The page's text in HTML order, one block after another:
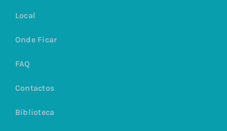
Local
Onde Ficar
FAQ
Contactos
Biblioteca